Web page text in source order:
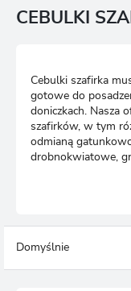
CEBULKI
Cebulki szafirka
gotowe do
doniczkach. Nasza
szafirków, w tym
odmianą
drobnokwiatowe,
Domyślnie